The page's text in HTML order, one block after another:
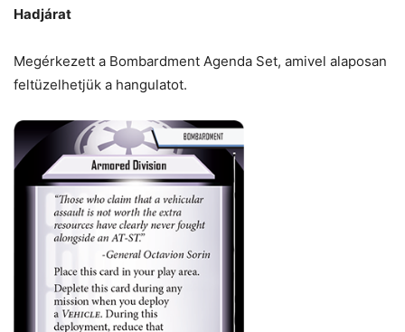
Hadjárat
Megérkezett a Bombardment Agenda Set, amivel alaposan
feltüzelhetjük a hangulatot.